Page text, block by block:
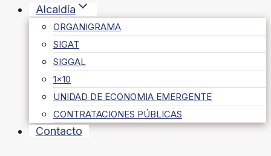
Alcaldía
ORGANIGRAMA
SIGAT
SIGGAL
1×10
UNIDAD DE ECONOMIA EMERGENTE
CONTRATACIONES PÚBLICAS
Contacto